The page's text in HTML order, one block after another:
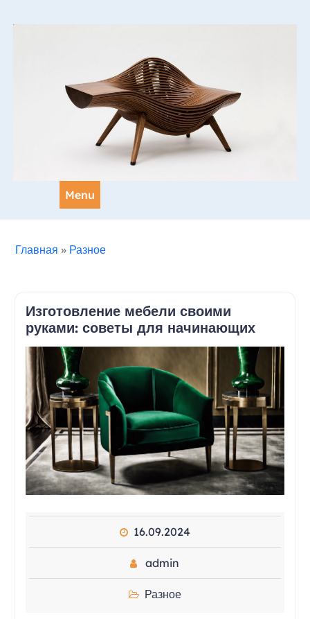
Menu
Главная » Разное
Изготовление мебели своими
руками: советы для начинающих
16.09.2024
admin
Разное